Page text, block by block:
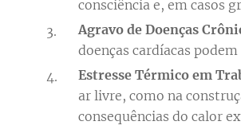
consciência e, em casos
Agravo de Doenças
doenças cardíacas
Estresse Térmico em
ar livre, como na
consequências do calor